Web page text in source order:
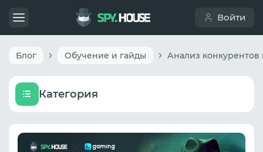
Войти
Блог Обучение и гайды
Категория